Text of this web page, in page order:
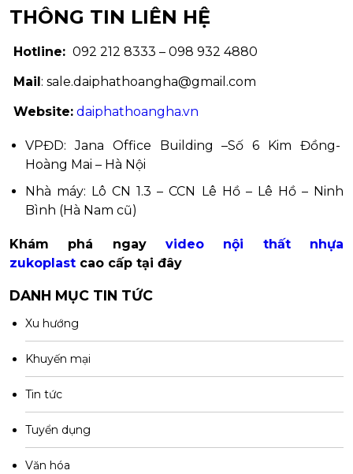
THÔNG TIN LIÊN HỆ
Hotline: 092 212 8333 – 098 932 4880
Mail: sale.daiphathoangha@gmail.com
Website: daiphathoangha.vn
VPĐD: Jana Office Building –Số 6 Kim Đồng-
Hoàng Mai – Hà Nội
Nhà máy: Lô CN 1.3 – CCN Lê Hồ – Lê Hồ – Ninh
Bình (Hà Nam cũ)
Khám phá ngay video nội thất nhựa
zukoplast cao cấp tại đây
DANH MỤC TIN TỨC
Xu hướng
Khuyến mại
Tin tức
Tuyển dụng
Văn hóa